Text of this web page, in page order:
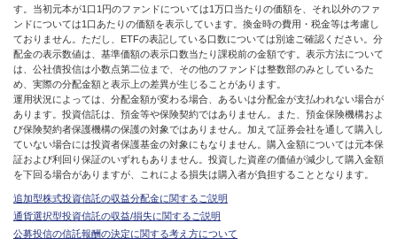
す。当初元本が1口1円のファンドについては1万口当たりの価額を、それ以外のファ
ンドについては1口あたりの価額を表示しています。換金時の費用・税金等は考慮し
ておりません。ただし、ETFの表記している口数については別途ご確認ください。分
配金の表示数値は、基準価額の表示口数当たり課税前の金額です。表示方法について
は、公社債投信は小数点第二位まで、その他のファンドは整数部のみとしているた
め、実際の分配金額と表示上の差異が生じることがあります。
運用状況によっては、分配金額が変わる場合、あるいは分配金が支払われない場合が
あります。投資信託は、預金等や保険契約ではありません。また、預金保険機構およ
び保険契約者保護機構の保護の対象ではありません。加えて証券会社を通して購入し
ていない場合には投資者保護基金の対象にもなりません。購入金額については元本保
証および利回り保証のいずれもありません。投資した資産の価値が減少して購入金額
を下回る場合がありますが、これによる損失は購入者が負担することとなります。
追加型株式投資信託の収益分配金に関するご説明
通貨選択型投資信託の収益/損失に関するご説明
公募投信の信託報酬の決定に関する考え方について